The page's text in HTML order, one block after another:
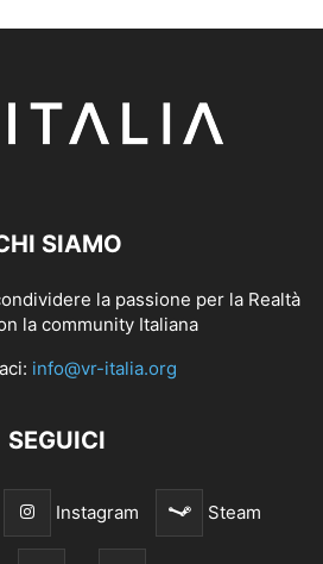
SIAMO
la passione per la Realtà
la community Italiana
info@vr-italia.org
SEGUICI
Instagram Steam